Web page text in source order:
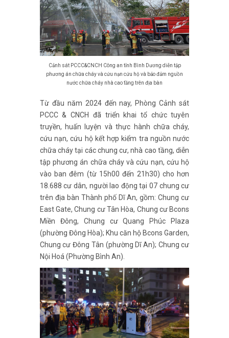
Cảnh sát PCCC&CNCH Công an tỉnh Bình Dương diễn tập
phương án chữa cháy và cứu nạn cứu hộ và bảo đảm nguồn
nước chữa cháy nhà cao tầng trên địa bàn
Từ đầu năm 2024 đến nay, Phòng Cảnh sát
PCCC & CNCH đã triển khai tổ chức tuyên
truyền, huấn luyện và thực hành chữa cháy,
cứu nạn, cứu hộ kết hợp kiểm tra nguồn nước
chữa cháy tại các chung cư, nhà cao tầng, diễn
tập phương án chữa cháy và cứu nạn, cứu hộ
vào ban đêm (từ 15h00 đến 21h30) cho hơn
18.688 cư dân, người lao động tại 07 chung cư
trên địa bàn Thành phố Dĩ An, gồm: Chung cư
East Gate, Chung cư Tân Hòa, Chung cư Bcons
Miền Đông, Chung cư Quang Phúc Plaza
(phường Đông Hòa); Khu căn hộ Bcons Garden,
Chung cư Đông Tân (phường Dĩ An); Chung cư
Nội Hoá (Phường Bình An).